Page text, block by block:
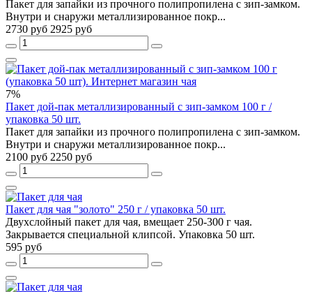
Пакет для запайки из прочного полипропилена с зип-замком.
Внутри и снаружи металлизированное покр...
2730 руб 2925 руб
7%
Пакет дой-пак металлизированный с зип-замком 100 г /
упаковка 50 шт.
Пакет для запайки из прочного полипропилена с зип-замком.
Внутри и снаружи металлизированное покр...
2100 руб 2250 руб
Пакет для чая "золото" 250 г / упаковка 50 шт.
Двухслойный пакет для чая, вмещает 250-300 г чая.
Закрывается специальной клипсой. Упаковка 50 шт.
595 руб